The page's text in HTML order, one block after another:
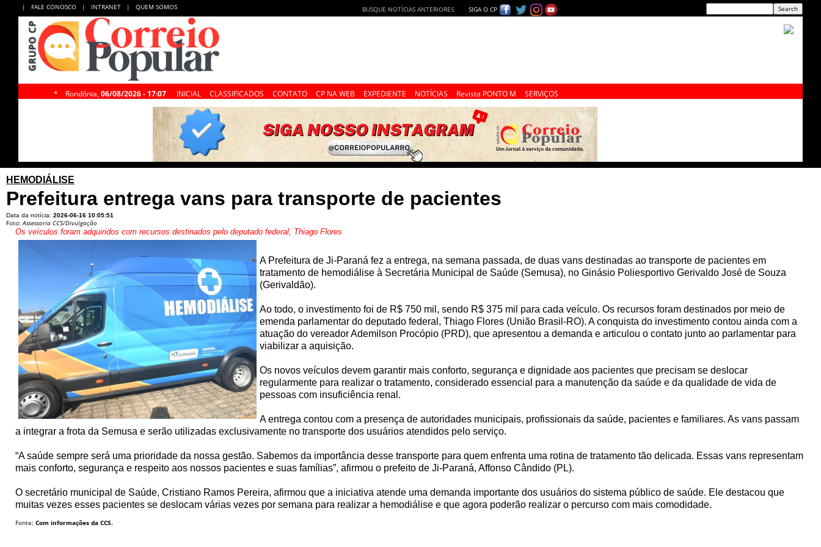
| FALE CONOSCO | INTRANET | QUEM SOMOS BUSQUE NOTÍCIAS ANTERIORES SIGA O CP
* Rondônia, 06/08/2026 - 17:07 INICIAL CLASSIFICADOS CONTATO CP NA WEB EXPEDIENTE NOTÍCIAS Revista PONTO M SERVIÇOS
HEMODIÁLISE
Prefeitura entrega vans para transporte de pacientes
Data da notícia: 2026-06-16 10:05:51
Foto:Assessoria CCS/Divulgação
Os veículos foram adquiridos com recursos destinados pelo deputado federal, Thiago Flores
A Prefeitura de Ji-Paraná fez a entrega, na semana passada, de duas vans destinadas ao transporte de pacientes em
tratamento de hemodiálise à Secretária Municipal de Saúde (Semusa), no Ginásio Poliesportivo Gerivaldo José de Souza
(Gerivaldão).
Ao todo, o investimento foi de R$ 750 mil, sendo R$ 375 mil para cada veículo. Os recursos foram destinados por meio de
emenda parlamentar do deputado federal, Thiago Flores (União Brasil-RO). A conquista do investimento contou ainda com a
atuação do vereador Ademilson Procópio (PRD), que apresentou a demanda e articulou o contato junto ao parlamentar para
viabilizar a aquisição.
Os novos veículos devem garantir mais conforto, segurança e dignidade aos pacientes que precisam se deslocar
regularmente para realizar o tratamento, considerado essencial para a manutenção da saúde e da qualidade de vida de
pessoas com insuficiência renal.
A entrega contou com a presença de autoridades municipais, profissionais da saúde, pacientes e familiares. As vans passam
a integrar a frota da Semusa e serão utilizadas exclusivamente no transporte dos usuários atendidos pelo serviço.
“A saúde sempre será uma prioridade da nossa gestão. Sabemos da importância desse transporte para quem enfrenta uma rotina de tratamento tão delicada. Essas vans representam
mais conforto, segurança e respeito aos nossos pacientes e suas famílias”, afirmou o prefeito de Ji-Paraná, Affonso Cândido (PL).
O secretário municipal de Saúde, Cristiano Ramos Pereira, afirmou que a iniciativa atende uma demanda importante dos usuários do sistema público de saúde. Ele destacou que
muitas vezes esses pacientes se deslocam várias vezes por semana para realizar a hemodiálise e que agora poderão realizar o percurso com mais comodidade.
Fonte: Com informações da CCS.